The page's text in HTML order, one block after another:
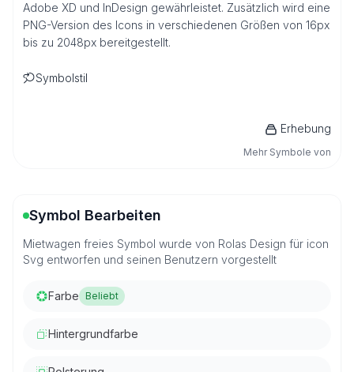
Adobe XD und InDesign gewährleistet. Zusätzlich wird eine
PNG-Version des Icons in verschiedenen Größen von 16px
bis zu 2048px bereitgestellt.
Symbolstil
Erhebung
Mehr Symbole von
Symbol Bearbeiten
Mietwagen freies Symbol wurde von Rolas Design für icon
Svg entworfen und seinen Benutzern vorgestellt
Farbe Beliebt
Hintergrundfarbe